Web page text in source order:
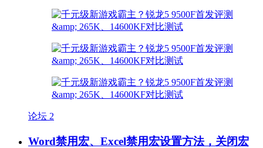
论坛 2
Word禁用宏、Excel禁用宏设置方法，关闭宏